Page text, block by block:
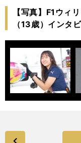
【写真】F1ウィ
（13歳）インタ